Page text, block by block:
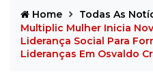
Home
Todas As
Multiplic Mulher Inicia
Liderança Social Para
Lideranças Em Osvaldo